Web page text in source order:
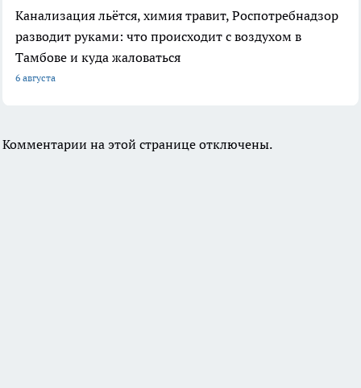
Канализация льётся, химия травит, Роспотребнадзор
разводит руками: что происходит с воздухом в
Тамбове и куда жаловаться
6 августа
Комментарии на этой странице отключены.